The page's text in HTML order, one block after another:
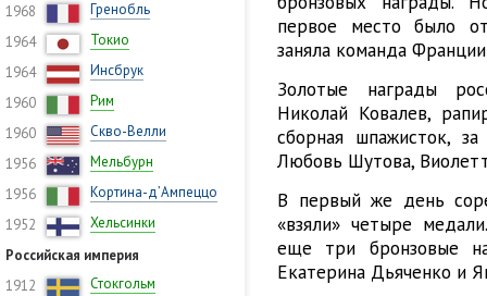
1968
Гренобль
1964
Токио
1964
Инсбрук
1960
Рим
1960
Скво-Велли
1956
Мельбурн
1956
Кортина-д’Ампеццо
1952
Хельсинки
Российская империя
1912
Стокгольм
первое место было
заняла команда
Золотые награды
Николай Ковалев,
сборная шпажисток,
Любовь Шутова,
В первый же день
«взяли» четыре
еще три бронзовые
Екатерина Дьяченко и